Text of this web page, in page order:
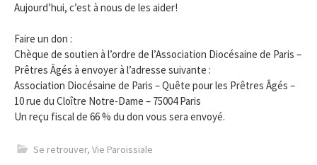
Aujourd’hui, c’est à nous de les aider!
Faire un don :
Chèque de soutien à l’ordre de l’Association Diocésaine de Paris –
Prêtres Âgés à envoyer à l’adresse suivante :
Association Diocésaine de Paris – Quête pour les Prêtres Âgés –
10 rue du Cloître Notre-Dame – 75004 Paris
Un reçu fiscal de 66 % du don vous sera envoyé.
Se retrouver, Vie Paroissiale